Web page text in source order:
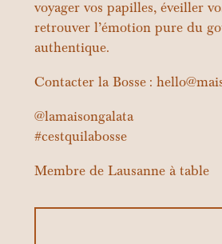
voyager vos papilles, éveiller
retrouver l’émotion pure du
authentique.
Contacter la Bosse :
@lamaisongalata
#cestquilabosse
Membre deLausanne à table